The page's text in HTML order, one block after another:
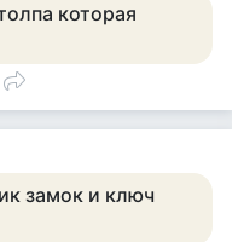
которая
замок и ключ